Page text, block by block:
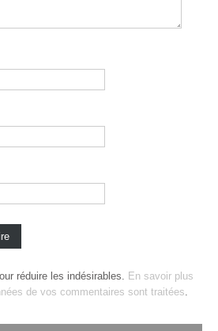
réduire les indésirables. En savoir plus
de vos commentaires sont traitées